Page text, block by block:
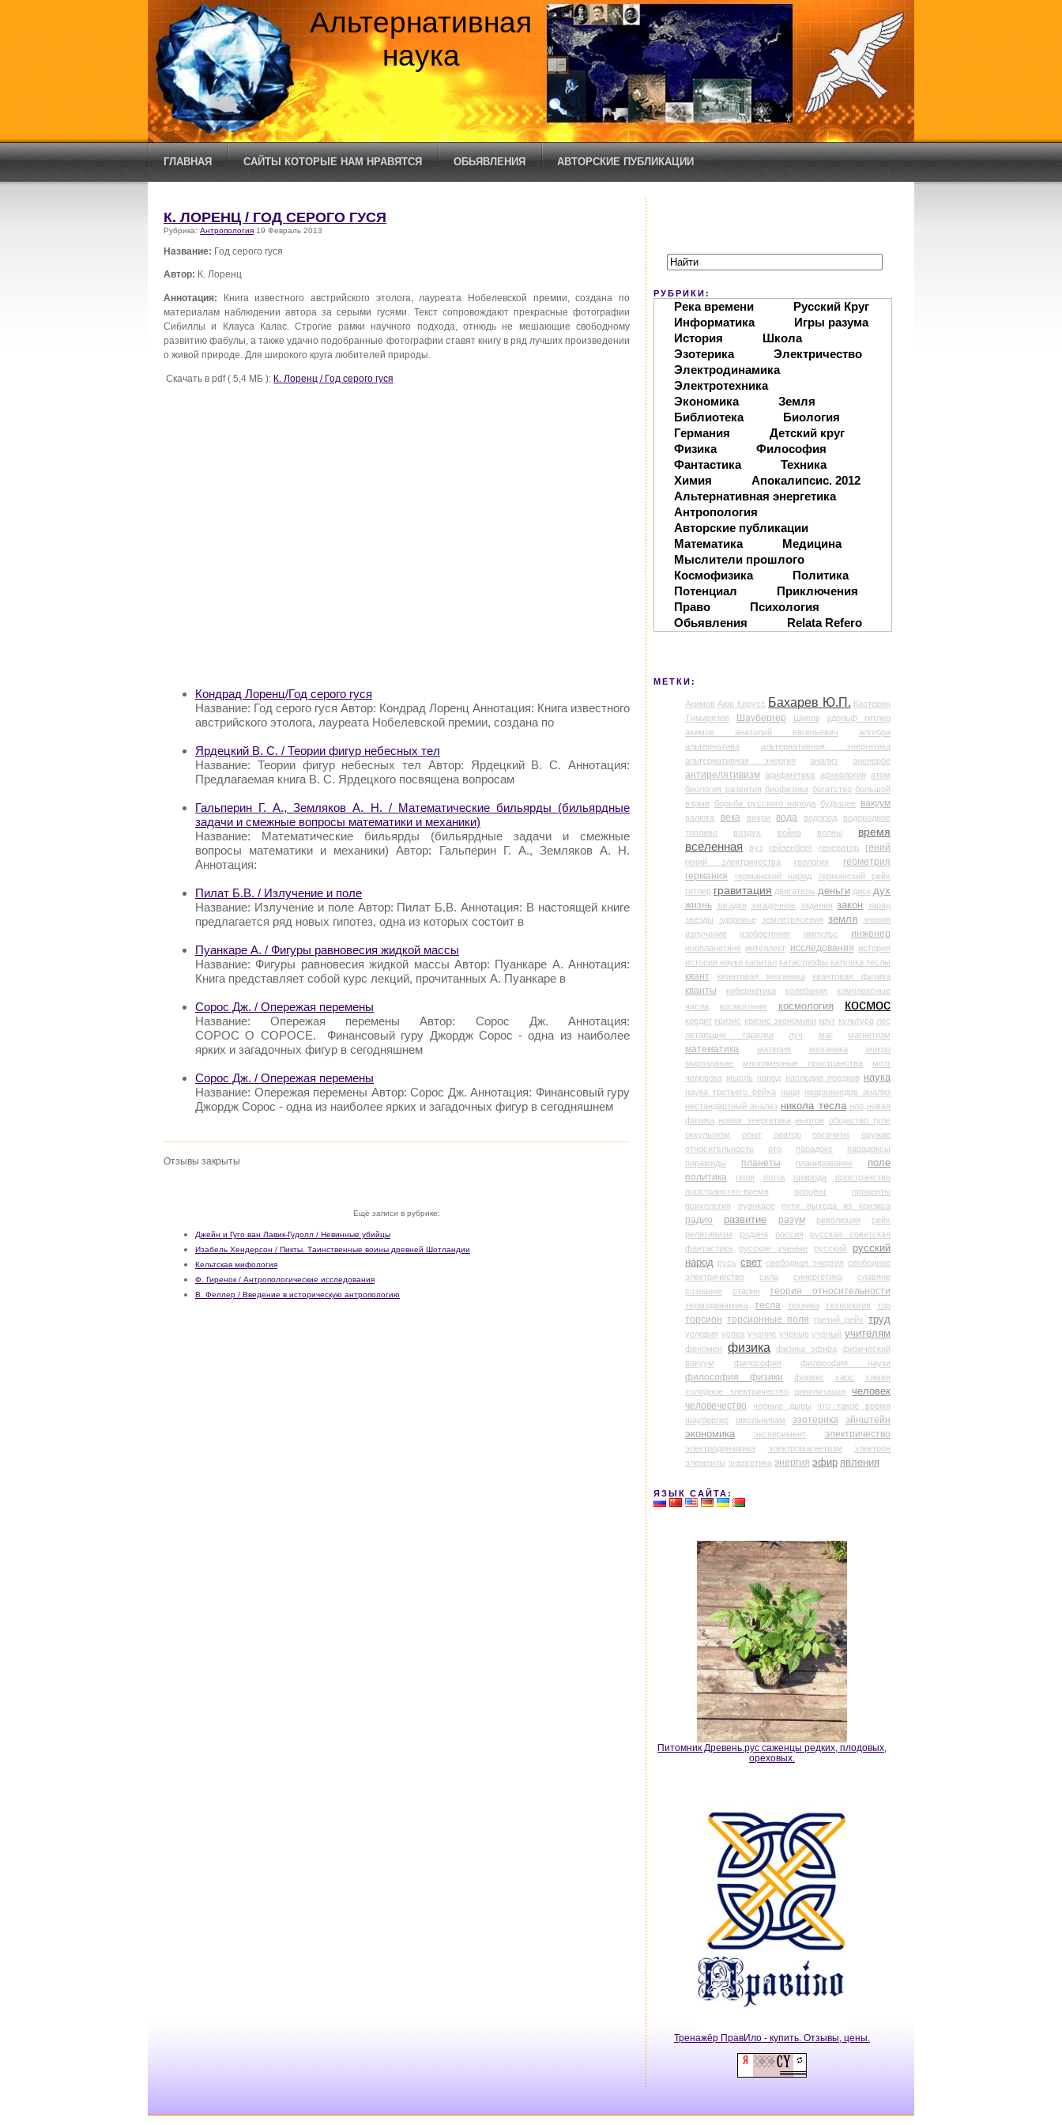
Альтернативная
наука
ГЛАВНАЯ САЙТЫ КОТОРЫЕ НАМ НРАВЯТСЯ ОБЬЯВЛЕНИЯ АВТОРСКИЕ ПУБЛИКАЦИИ
К. ЛОРЕНЦ / ГОД СЕРОГО ГУСЯ
Рубрика: Антропология 19 Февраль 2013
Название: Год серого гуся
Автор: К. Лоренц
Аннотация:
Книга известного австрийского этолога, лауреата Нобелевской премии, создана по
материалам наблюдении автора за серыми гусями. Текст сопровождают прекрасные фотографии
Сибиллы и Клауса Калас. Строгие рамки научного подхода, отнюдь не мешающие свободному
развитию фабулы, а также удачно подобранные фотографии ставят книгу в ряд лучших произведении
о живой природе. Для широкого круга любителей природы.
Скачать в pdf ( 5,4 МБ ): К. Лоренц / Год серого гуся
Кондрад Лоренц/Год серого гуся
Название: Год серого гуся Автор: Кондрад Лоренц Аннотация: Книга известного
австрийского этолога, лауреата Нобелевской премии, создана по
Ярдецкий В. С. / Теории фигур небесных тел
Название: Теории фигур небесных тел Автор: Ярдецкий В. С. Аннотация:
Предлагаемая книга В. С. Ярдецкого посвящена вопросам
Гальперин Г. А., Земляков А. Н. / Математические бильярды (бильярдные
задачи и смежные вопросы математики и механики)
Название: Математические бильярды (бильярдные задачи и смежные
вопросы математики и механики) Автор: Гальперин Г. А., Земляков А. Н.
Аннотация:
Пилат Б.В. / Излучение и поле
Название: Излучение и поле Автор: Пилат Б.В. Аннотация: В настоящей книге
предлагается ряд новых гипотез, одна из которых состоит в
Пуанкаре А. / Фигуры равновесия жидкой массы
Название: Фигуры равновесия жидкой массы Автор: Пуанкаре А. Аннотация:
Книга представляет собой курс лекций, прочитанных А. Пуанкаре в
Сорос Дж. / Опережая перемены
Название: Опережая перемены Автор: Сорос Дж. Аннотация:
СОРОС О СОРОСЕ. Финансовый гуру Джордж Сорос - одна из наиболее
ярких и загадочных фигур в сегодняшнем
Сорос Дж. / Опережая перемены
Название: Опережая перемены Автор: Сорос Дж. Аннотация: Финансовый гуру
Джордж Сорос - одна из наиболее ярких и загадочных фигур в сегодняшнем
Отзывы закрыты
Ещё записи в рубрике:
Джейн и Гуго ван Лавик-Гудолл / Невинные убийцы
Изабель Хендерсон / Пикты. Таинственные воины древней Шотландии
Кельтская мифология
Ф. Гиренок / Антропологические исследования
В. Феллер / Введение в историческую антропологию
РУБРИКИ:
Река времени
Русский Круг
Информатика
Игры разума
История
Школа
Эзотерика
Электричество
Электродинамика
Электротехника
Экономика
Земля
Библиотека
Биология
Германия
Детский круг
Физика
Философия
Фантастика
Техника
Химия
Апокалипсис. 2012
Альтернативная энергетика
Антропология
Авторские публикации
Математика
Медицина
Мыслители прошлого
Космофизика
Политика
Потенциал
Приключения
Право
Психология
Обьявления
Relata Refero
МЕТКИ:
Акимов Аюр Кирусс Бахарев Ю.П. Кастерин
Тимирязев
Шаубергер Шипов
адольф гитлер
акимов анатолий евгеньевич
алгебра
альтернатива
альтернативная энергетика
альтернативная энергия
анализ аненербе
антирелятивизм арифметика археология атом
биология развития биофизика богатство большой
взрыв
борьба русского народа будущее вакуум
валюта века вихри вода водород
водородное
топливо
воздух война волны
время
вселенная
вуз гейзенберг генератор гений
гений электричества геология
геометрия
германия
германский народ
германский рейх
гитлер гравитация двигатель деньги диск дух
жизнь загадки загадочное задания закон заряд
звезды
здоровье землетрясения земля
знания
излучение
изобретения импульс инженер
инопланетяне интеллект исследования история
история науки капитал катастрофы катушка теслы
квант квантовая механика квантовая физика
кванты кибернетика колебания
комплексные
числа
космогония космология космос
кредит кризис кризис экономики круг культура лес
летающие тарелки
луч маг магнетизм
математика материя механика
микро
мироздание
многомерные пространства
мозг
человека мысль народ наследие предков наука
наука третьего рейха наци
неархимедов анализ
нестандартный анализ никола тесла нло новая
физика новая энергетика ньютон общество туле
оккультизм
опыт оратор организм
оружие
относительность
ото парадокс
парадоксы
пирамиды
планеты планирование
поле
политика
поля поток природа
пространство
пространство-время
процент
проценты
психология
пуанкаре пути выхода из кризиса
радио развитие разум революция
рейх
релятивизм
родина россия
русская советская
фантастика
русские ученые русский
русский
народ русь свет свободная энергия свободное
электричество
сила синергетика
славяне
сознание
сталин теория относительности
термодинамика тесла техника технология тор
торсион торсионные поля третий рейх труд
условия успех учение ученые ученый учителям
феномен физика физика эфира
физический
вакуум
философия философия науки
философия физики форекс хаос
химия
холодное электричество
цивилизация человек
человечество черные дыры
что такое время
шаубергер
школьникам эзотерика
эйнштейн
экономика
эксперимент электричество
электродинамика электромагнетизм
электрон
элементы энергетика энергия эфир явления
ЯЗЫК САЙТА:
Питомник Древень.рус саженцы редких, плодовых,
ореховых.
Тренажёр ПравИло - купить. Отзывы, цены.